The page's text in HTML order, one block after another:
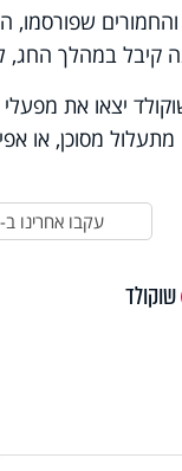
במהלך החג,
יצאו את
מסוכן, או
עקבו אחרינו ב-
שוקולד